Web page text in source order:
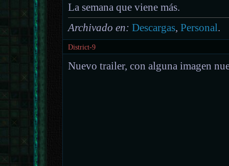
La semana que viene más.
Archivado en: Descargas,Personal.
District-9
Nuevo trailer, con alguna imagen